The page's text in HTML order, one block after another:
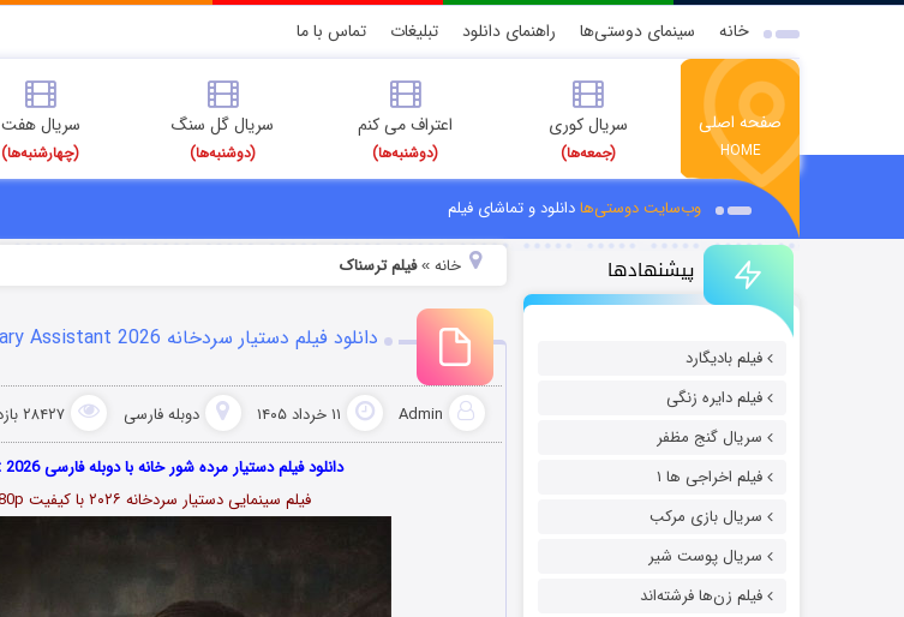
خانه سینمای دوستی‌ها راهنمای دانلود تبلیغات تماس با ما
صفحه اصلی
HOME
سریال کوری
(جمعه‌ها)
اعتراف می کنم
(دوشنبه‌ها)
سریال گل سنگ
(دوشنبه‌ها)
سریال هفت
(چهارشنبه‌ها)
وب‌سایت دوستی‌هادانلود و تماشای فیلم
پیشنهادها
فیلم بادیگارد
فیلم دایره زنگی
سریال گنج مظفر
فیلم اخراجی ها ۱
سریال بازی مرکب
سریال پوست شیر
فیلم زن‌ها فرشته‌اند
خانه»فیلم ترسناک
دانلود فیلم دستیار سردخانه The Mortuary Assistant 2026
Admin ۱۱ خرداد ۱۴۰۵ دوبله فارسی ۲۸۴۲۷ بازدید
دانلود فیلم دستیار مرده شور خانه با دوبله فارسی The Mortuary Assistant 2026
فیلم سینمایی دستیار سردخانه ۲۰۲۶ با کیفیت 1080p & 720p & 480p